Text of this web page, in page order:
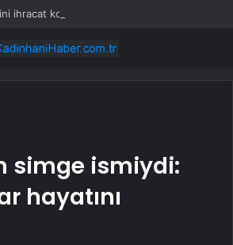
ihracat kontrol listesine ekledi
simge ismiydi:
hayatını